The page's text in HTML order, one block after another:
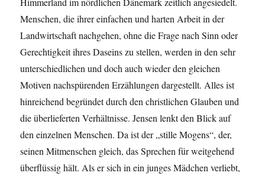
Menschen, die ihrer einfachen und harten Arbeit in der
Landwirtschaft nachgehen, ohne die Frage nach Sinn oder
Gerechtigkeit ihres Daseins zu stellen, werden in den sehr
unterschiedlichen und doch auch wieder den gleichen
Motiven nachspürenden Erzählungen dargestellt. Alles ist
hinreichend begründet durch den christlichen Glauben und
die überlieferten Verhältnisse. Jensen lenkt den Blick auf
den einzelnen Menschen. Da ist der „stille Mogens“, der,
seinen Mitmenschen gleich, das Sprechen für weitgehend
überflüssig hält. Als er sich in ein junges Mädchen verliebt,